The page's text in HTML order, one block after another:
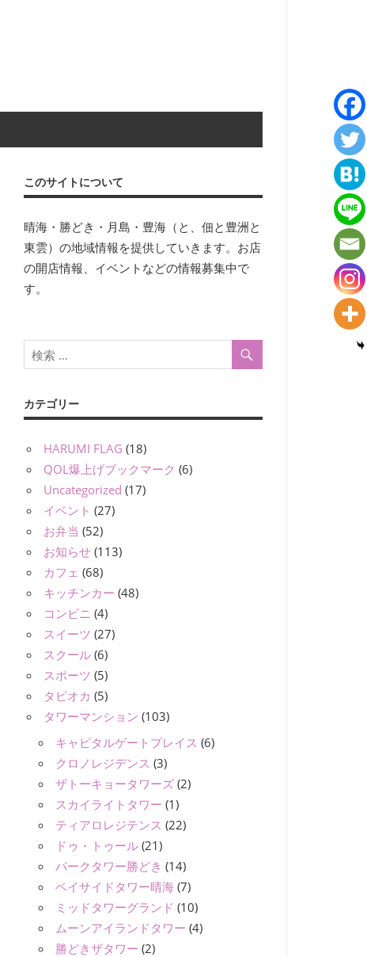
このサイトについて
晴海・勝どき・月島・豊海（と、佃と豊洲と
東雲）の地域情報を提供していきます。お店
の開店情報、イベントなどの情報募集中で
す。
カテゴリー
HARUMI FLAG (18)
QOL爆上げブックマーク (6)
Uncategorized (17)
イベント (27)
お弁当 (52)
お知らせ (113)
カフェ (68)
キッチンカー (48)
コンビニ (4)
スイーツ (27)
スクール (6)
スポーツ (5)
タピオカ (5)
タワーマンション (103)
キャピタルゲートプレイス (6)
クロノレジデンス (3)
ザトーキョータワーズ (2)
スカイライトタワー (1)
ティアロレジテンス (22)
ドゥ・トゥール (21)
パークタワー勝どき (14)
ベイサイドタワー晴海 (7)
ミッドタワーグランド (10)
ムーンアイランドタワー (4)
勝どきザタワー (2)